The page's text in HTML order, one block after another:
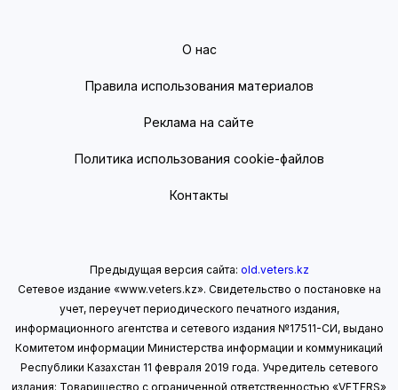
О нас
Правила использования материалов
Реклама на сайте
Политика использования cookie-файлов
Контакты
Предыдущая версия сайта: old.veters.kz
Сетевое издание «www.veters.kz». Свидетельство о постановке на
учет, переучет периодического печатного издания,
информационного агентства и сетевого издания №17511-СИ, выдано
Комитетом информации Министерства информации и коммуникаций
Республики Казахстан 11 февраля 2019 года. Учредитель сетевого
издания: Товарищество с ограниченной ответственностью «VETERS»